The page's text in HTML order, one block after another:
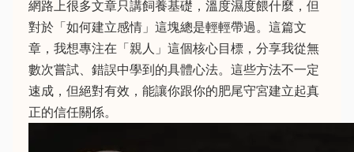
網路上很多文章只講飼養基礎，溫度濕度餵什麼，但
對於「如何建立感情」這塊總是輕輕帶過。這篇文
章，我想專注在「親人」這個核心目標，分享我從無
數次嘗試、錯誤中學到的具體心法。這些方法不一定
速成，但絕對有效，能讓你跟你的肥尾守宮建立起真
正的信任關係。